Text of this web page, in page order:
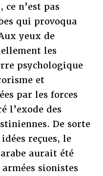
n’est pas
qui provoqua
yeux de
les
psychologique
et
par les forces
l’exode des
De sorte
reçues, le
aurait été
sionistes